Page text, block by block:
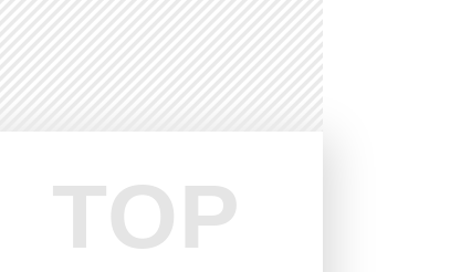
TOP